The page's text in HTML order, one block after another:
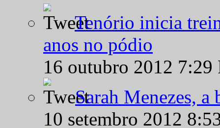
Tenório inicia
anos no pódio
16 outubro 2012
Sarah Menezes,
10 setembro 2012